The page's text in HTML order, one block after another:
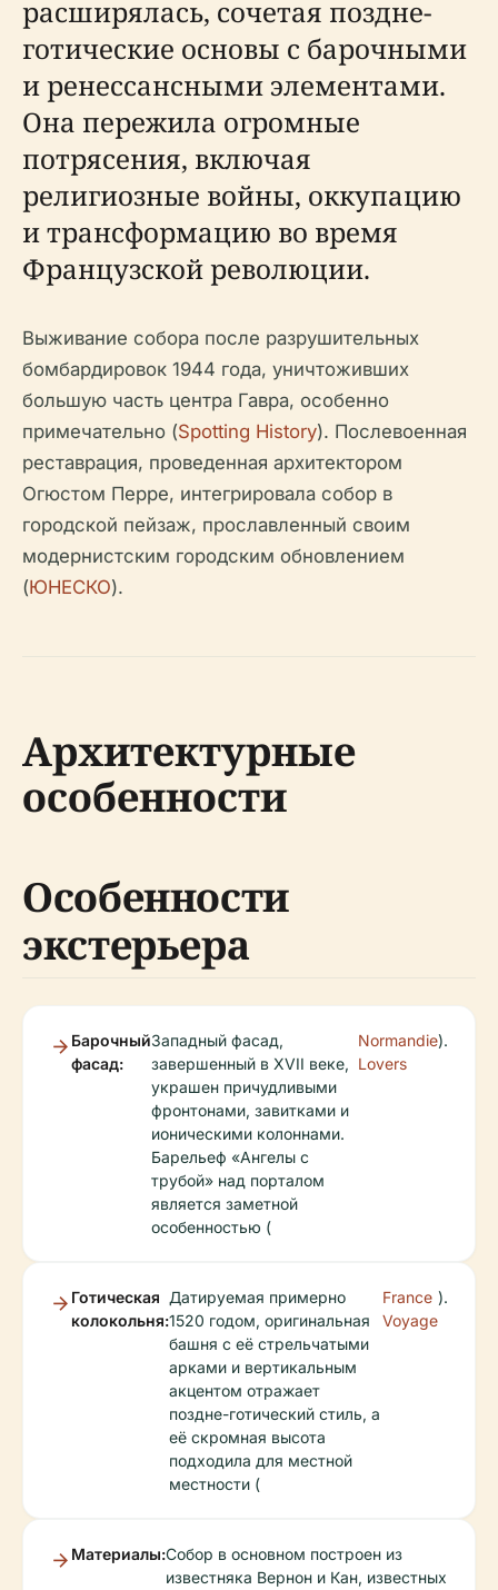
расширялась, сочетая поздне-
готические основы с барочными
и ренессансными элементами.
Она пережила огромные
потрясения, включая
религиозные войны, оккупацию
и трансформацию во время
Французской революции.
Выживание собора после разрушительных
бомбардировок 1944 года, уничтоживших
большую часть центра Гавра, особенно
примечательно (Spotting History). Послевоенная
реставрация, проведенная архитектором
Огюстом Перре, интегрировала собор в
городской пейзаж, прославленный своим
модернистским городским обновлением
(ЮНЕСКО).
Архитектурные
особенности
Особенности
экстерьера
Барочный
фасад:
Западный фасад,
завершенный в XVII веке,
украшен причудливыми
фронтонами, завитками и
ионическими колоннами.
Барельеф «Ангелы с
трубой» над порталом
является заметной
особенностью (
Normandie
Lovers
).
Готическая
колокольня:
Датируемая примерно
1520 годом, оригинальная
башня с её стрельчатыми
арками и вертикальным
акцентом отражает
поздне-готический стиль, а
её скромная высота
подходила для местной
местности (
France
Voyage
).
Материалы:Собор в основном построен из
известняка Вернон и Кан, известных